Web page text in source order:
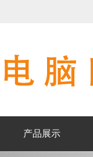
产品展示